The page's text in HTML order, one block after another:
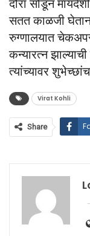
दौरा सोडून
सतत काळजी
रुग्णालयात
कन्यारत्न झाल्याची
त्यांच्यावर
Virat Kohli
Share